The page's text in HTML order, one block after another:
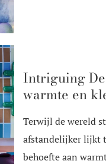
Intriguing
warmte en
Terwijl de wereld
afstandelijker lijkt
behoefte aan